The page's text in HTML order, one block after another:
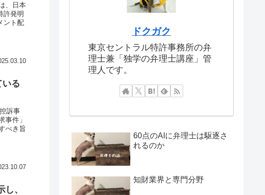
、日本
許発明
ント配
いる
訴事
事件」
べき旨
、
ドクガク
東京セントラル特許事務所の弁
理士兼「独学の弁理士講座」管
理人です。
60点のAIに弁理士は駆逐さ
れるのか
知財業界と専門分野